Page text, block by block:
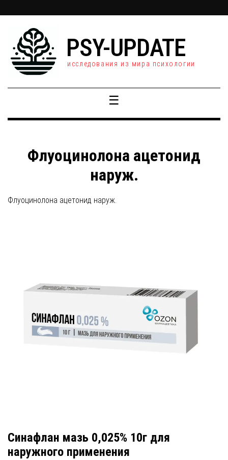
PSY-UPDATE
исследования из мира психологии
☰
Флуоцинолона ацетонид
наруж.
Флуоцинолона ацетонид наруж.
Синафлан мазь 0,025% 10г для
наружного применения